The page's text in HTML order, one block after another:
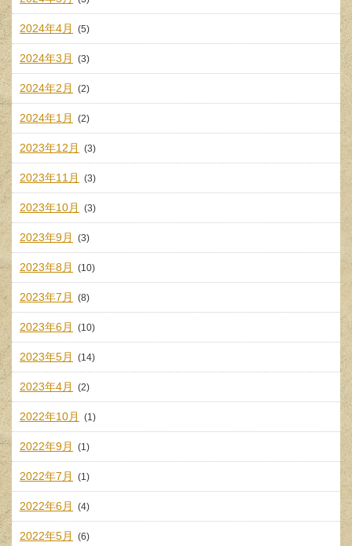
2024年4月 (5)
2024年3月 (3)
2024年2月 (2)
2024年1月 (2)
2023年12月 (3)
2023年11月 (3)
2023年10月 (3)
2023年9月 (3)
2023年8月 (10)
2023年7月 (8)
2023年6月 (10)
2023年5月 (14)
2023年4月 (2)
2022年10月 (1)
2022年9月 (1)
2022年7月 (1)
2022年6月 (4)
2022年5月 (6)